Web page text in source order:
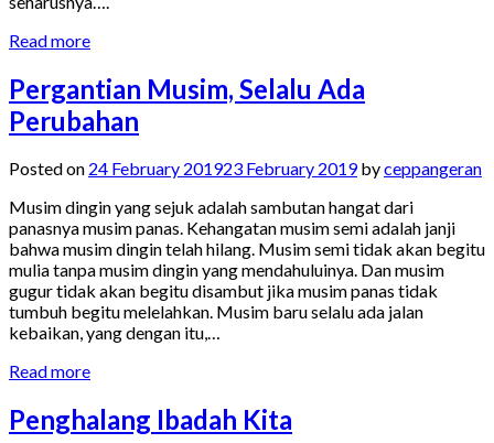
Read more
Pergantian Musim, Selalu Ada
Perubahan
Posted on 24 February 201923 February 2019byceppangeran
Musim dingin yang sejuk adalah sambutan hangat dari
panasnya musim panas. Kehangatan musim semi adalah janji
bahwa musim dingin telah hilang. Musim semi tidak akan begitu
mulia tanpa musim dingin yang mendahuluinya. Dan musim
gugur tidak akan begitu disambut jika musim panas tidak
tumbuh begitu melelahkan. Musim baru selalu ada jalan
kebaikan, yang dengan itu,…
Read more
Penghalang Ibadah Kita